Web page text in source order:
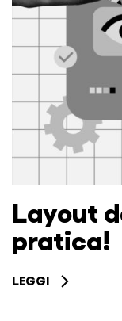
Layout
pratica!
LEGGI